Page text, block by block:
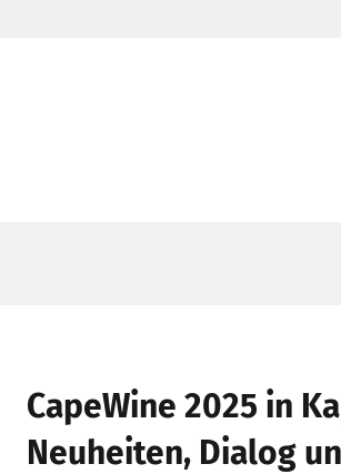
CapeWine 2025 in
Neuheiten, Dialog